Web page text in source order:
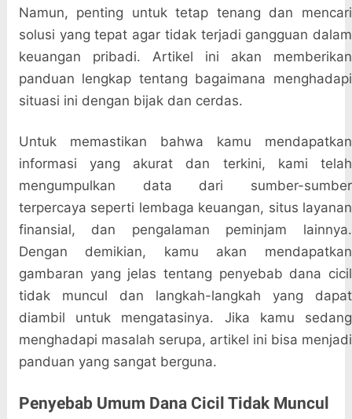
Namun, penting untuk tetap tenang dan mencari
solusi yang tepat agar tidak terjadi gangguan dalam
keuangan pribadi. Artikel ini akan memberikan
panduan lengkap tentang bagaimana menghadapi
situasi ini dengan bijak dan cerdas.
Untuk memastikan bahwa kamu mendapatkan
informasi yang akurat dan terkini, kami telah
mengumpulkan data dari sumber-sumber
terpercaya seperti lembaga keuangan, situs layanan
finansial, dan pengalaman peminjam lainnya.
Dengan demikian, kamu akan mendapatkan
gambaran yang jelas tentang penyebab dana cicil
tidak muncul dan langkah-langkah yang dapat
diambil untuk mengatasinya. Jika kamu sedang
menghadapi masalah serupa, artikel ini bisa menjadi
panduan yang sangat berguna.
Penyebab Umum Dana Cicil Tidak Muncul